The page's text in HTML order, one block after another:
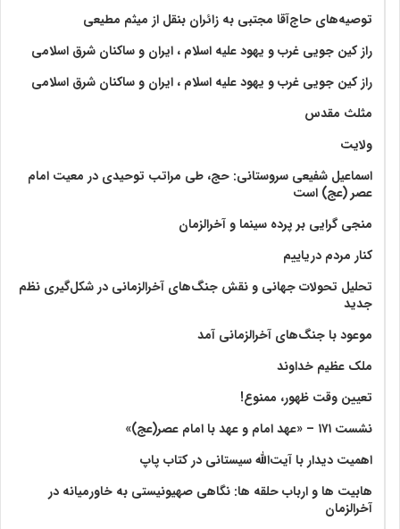
توصیه‌های حاج‌آقا مجتبی به زائران بنقل از میثم مطیعی
راز کین جویی غرب و یهود علیه اسلام ، ایران و ساکنان شرق اسلامی
راز کین جویی غرب و یهود علیه اسلام ، ایران و ساکنان شرق اسلامی
مثلث مقدس
ولايت‏
اسماعیل شفیعی سروستانی: حج، طی مراتب توحیدی در معیت امام
عصر (عج) است
منجی گرایی بر پرده سینما و آخرالزمان
کنار مردم دریاییم
تحلیل تحولات جهانی و نقش جنگ‌های آخرالزمانی در شکل‌گیری نظم
جدید
موعود با جنگ‌های آخرالزمانی آمد
ملک عظیم خداوند
تعیین وقت ظهور، ممنوع!
نشست ۱۷۱ – «عهد امام و عهد با امام عصر(عج)»
اهمیت دیدار با آیت‌الله سیستانی در کتاب پاپ
هابیت ها و ارباب حلقه ها: نگاهی صهیونیستی به خاورمیانه در
آخرالزمان